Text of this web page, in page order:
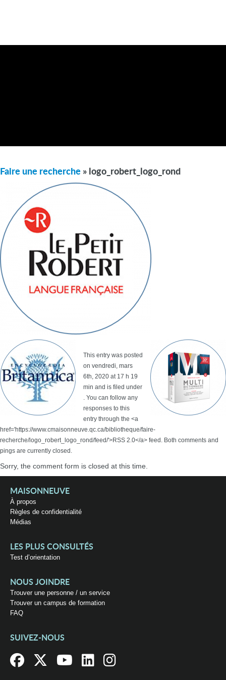
Faire une recherche » logo_robert_logo_rond
This entry was posted
on vendredi, mars
6th, 2020 at 17 h 19
min and is filed under
. You can follow any
responses to this
entry through the <a
href='https://www.cmaisonneuve.qc.ca/bibliotheque/faire-
recherche/logo_robert_logo_rond/feed/'>RSS 2.0</a> feed. Both comments and
pings are currently closed.
Sorry, the comment form is closed at this time.
MAISONNEUVE
À propos
Règles de confidentialité
Médias
LES PLUS CONSULTÉS
Test d’orientation
NOUS JOINDRE
Trouver une personne / un service
Trouver un campus de formation
FAQ
SUIVEZ-NOUS